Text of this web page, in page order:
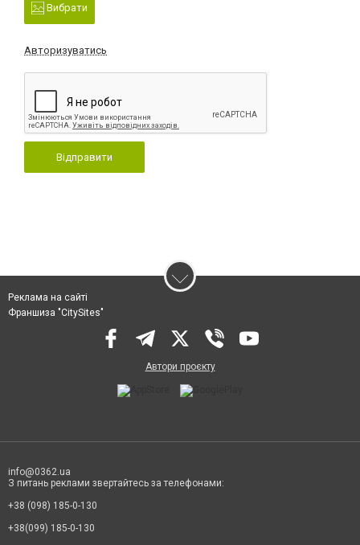
Вибрати
Авторизуватись
Відправити
Реклама на сайті
Франшиза "CitySites"
Автори проєкту
info@0362.ua
З питань реклами звертайтесь за телефонами:
+38 (098) 185-0-130
+38(099) 185-0-130